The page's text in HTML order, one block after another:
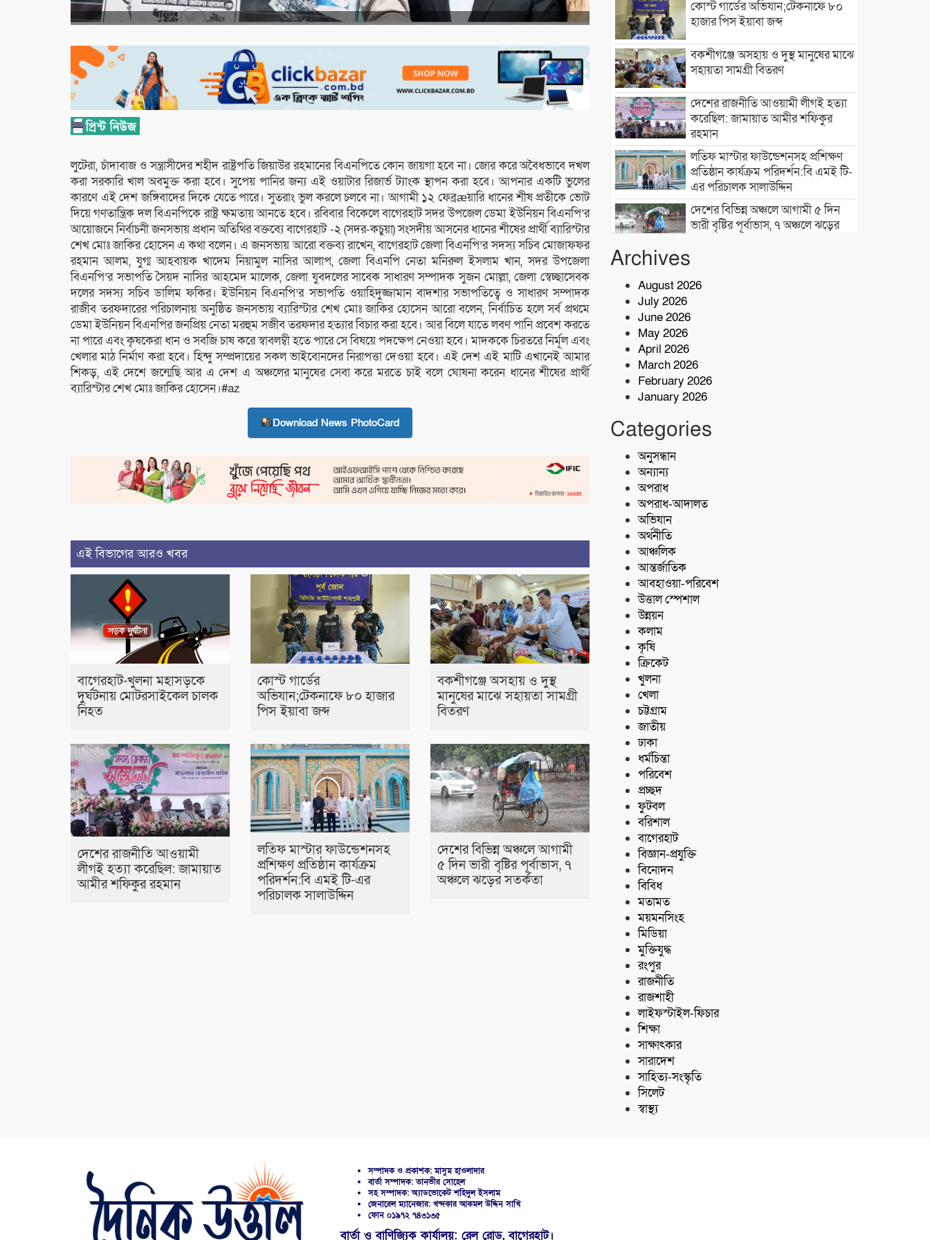
লুটেরা, চাঁদাবাজ ও সন্ত্রাসীদের শহীদ রাষ্ট্রপতি জিয়াউর রহমানের বিএনপিতে কোন জায়গা হবে না। জোর করে অবৈধভাবে দখল
করা সরকারি খাল অবমুক্ত করা হবে। সুপেয় পানির জন্য এই ওয়াটার রিজার্ভ ট্যাংক স্থাপন করা হবে। আপনার একটি ভুলের
কারণে এই দেশ জঙ্গিবাদের দিকে যেতে পারে। সুতরাং ভুল করলে চলবে না। আগামী ১২ ফেব্রæয়ারি ধানের শীষ প্রতীকে ভোট
দিয়ে গণতান্ত্রিক দল বিএনপিকে রাষ্ট্র ক্ষমতায় আনতে হবে। রবিবার বিকেলে বাগেরহাট সদর উপজেল ডেমা ইউনিয়ন বিএনপি’র
আয়োজনে নির্বাচনী জনসভায় প্রধান অতিথির বক্তব্যে বাগেরহাট -২ (সদর-কচুয়া) সংসদীয় আসনের ধানের শীষের প্রার্থী ব্যারিস্টার
শেখ মোঃ জাকির হোসেন এ কথা বলেন। এ জনসভায় আরো বক্তব্য রাখেন, বাগেরহাট জেলা বিএনপি’র সদস্য সচিব মোজাফফর
রহমান আলম, যুগ্ম আহবায়ক খাদেম নিয়ামুল নাসির আলাপ, জেলা বিএনপি নেতা মনিরুল ইসলাম খান, সদর উপজেলা
বিএনপি’র সভাপতি সৈয়দ নাসির আহমেদ মালেক, জেলা যুবদলের সাবেক সাধারণ সম্পাদক সুজন মোল্লা, জেলা স্বেচ্ছাসেবক
দলের সদস্য সচিব ডালিম ফকির। ইউনিয়ন বিএনপি’র সভাপতি ওয়াহিদুজ্জামান বাদশার সভাপতিত্বে ও সাধারণ সম্পাদক
রাজীব তরফদারের পরিচালনায় অনুষ্ঠিত জনসভায় ব্যারিস্টার শেখ মোঃ জাকির হোসেন আরো বলেন, নির্বাচিত হলে সর্ব প্রথমে
ডেমা ইউনিয়ন বিএনপির জনপ্রিয় নেতা মরহুম সজীব তরফদার হত্যার বিচার করা হবে। আর বিলে যাতে লবণ পানি প্রবেশ করতে
না পারে এবং কৃষকেরা ধান ও সবজি চাষ করে স্বাবলম্বী হতে পারে সে বিষয়ে পদক্ষেপ নেওয়া হবে। মাদককে চিরতরে নির্মূল এবং
খেলার মাঠ নির্মাণ করা হবে। হিন্দু সম্প্রদায়ের সকল ভাইবোনদের নিরাপত্তা দেওয়া হবে। এই দেশ এই মাটি এখানেই আমার
শিকড়, এই দেশে জন্মেছি আর এ দেশ এ অঞ্চলের মানুষের সেবা করে মরতে চাই বলে ঘোষনা করেন ধানের শীষের প্রার্থী
ব্যারিস্টার শেখ মোঃ জাকির হোসেন।#az
Download News PhotoCard
এই বিভাগের আরও খবর
বাগেরহাট-খুলনা মহাসড়কে
‌দুর্ঘটনায় মোটরসাইকেল চালক
নিহত
কোস্ট গার্ডের
অভিযান;টেকনাফে ৮০ হাজার
পিস ইয়াবা জব্দ
বকশীগঞ্জে অসহায় ও দুস্থ
মানুষের মাঝে সহায়তা সামগ্রী
বিতরণ
দেশের রাজনীতি আওয়ামী
লীগই হত্যা করেছিল: জামায়াত
আমীর শফিকুর রহমান
লতিফ মাস্টার ফাউন্ডেশনসহ
প্রশিক্ষণ প্রতিষ্ঠান কার্যক্রম
পরিদর্শন:বি এমই টি-এর
পরিচালক সালাউদ্দিন
দেশের বিভিন্ন অঞ্চলে আগামী
৫ দিন ভারী বৃষ্টির পূর্বাভাস, ৭
অঞ্চলে ঝড়ের সতর্কতা
কোস্ট গার্ডের অভিযান;টেকনাফে ৮০
হাজার পিস ইয়াবা জব্দ
বকশীগঞ্জে অসহায় ও দুস্থ মানুষের মাঝে
সহায়তা সামগ্রী বিতরণ
দেশের রাজনীতি আওয়ামী লীগই হত্যা
করেছিল: জামায়াত আমীর শফিকুর
রহমান
লতিফ মাস্টার ফাউন্ডেশনসহ প্রশিক্ষণ
প্রতিষ্ঠান কার্যক্রম পরিদর্শন:বি এমই টি-
এর পরিচালক সালাউদ্দিন
দেশের বিভিন্ন অঞ্চলে আগামী ৫ দিন
ভারী বৃষ্টির পূর্বাভাস, ৭ অঞ্চলে ঝড়ের
১৪ জন
শরণখোলায় মাদকবিরোধী সাঁড়াশি
অভিযান এক সপ্তাহে গ্রেপ্তার ১০,মামলা
১১
ইয়াবা জব্দ
Archives
August 2026
July 2026
June 2026
May 2026
April 2026
March 2026
February 2026
January 2026
Categories
অনুসন্ধান
অন্যান্য
অপরাধ
অপরাধ-আদালত
অভিযান
অর্থনীতি
আঞ্চলিক
আন্তর্জাতিক
আবহাওয়া-পরিবেশ
উত্তাল স্পেশাল
উন্নয়ন
কলাম
কৃষি
ক্রিকেট
খুলনা
খেলা
চট্টগ্রাম
জাতীয়
ঢাকা
ধর্মচিন্তা
পরিবেশ
প্রচ্ছদ
ফুটবল
বরিশাল
বাগেরহাট
বিজ্ঞান-প্রযুক্তি
বিনোদন
বিবিধ
মতামত
ময়মনসিংহ
মিডিয়া
মুক্তিযুদ্ধ
রংপুর
রাজনীতি
রাজশাহী
লাইফস্টাইল-ফিচার
শিক্ষা
সাক্ষাৎকার
সারাদেশ
সাহিত্য-সংস্কৃতি
সিলেট
স্বাস্থ্য
সম্পাদক ও প্রকাশক: মাসুম হাওলাদার
বার্তা সম্পাদক: তানভীর সোহেল
সহ সম্পাদক: অ্যাডভোকেট শহিদুল ইসলাম
জেনারেল ম্যানেজার: খন্দকার আকমল উদ্দিন সাখি
ফোন ০১৯৭২ ৭৪৩১৩৫
বার্তা ও বাণিজ্যিক কার্যালয়: রেল রোড, বাগেরহাট।